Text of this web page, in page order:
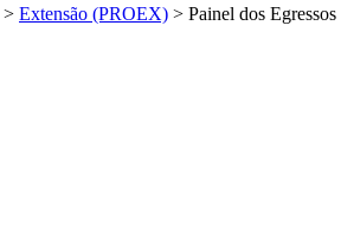
> Extensão (PROEX) > Painel dos Egressos